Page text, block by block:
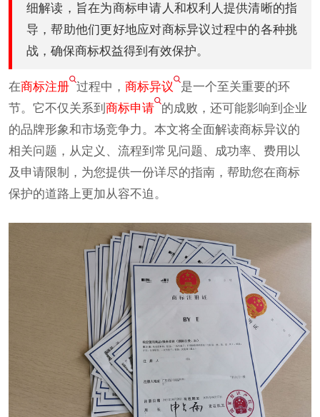
细解读，旨在为商标申请人和权利人提供清晰的指
导，帮助他们更好地应对商标异议过程中的各种挑
战，确保商标权益得到有效保护。
在商标注册 过程中， 商标异议
是一个至关重要的环
节。它不仅关系到 商标申请 的成败，还可能影响到企业
的品牌形象和市场竞争力。本文将全面解读商标异议的
相关问题，从定义、流程到常见问题、成功率、费用以
及申请限制，为您提供一份详尽的指南，帮助您在商标
保护的道路上更加从容不迫。